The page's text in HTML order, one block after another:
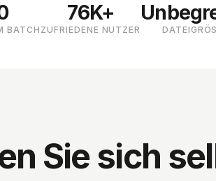
BATCH
76K+
ZUFRIEDENE NUTZER
Sie sich